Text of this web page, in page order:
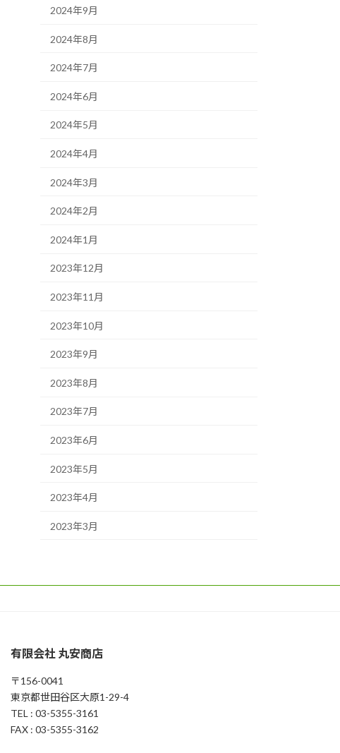
2024年9月
2024年8月
2024年7月
2024年6月
2024年5月
2024年4月
2024年3月
2024年2月
2024年1月
2023年12月
2023年11月
2023年10月
2023年9月
2023年8月
2023年7月
2023年6月
2023年5月
2023年4月
2023年3月
有限会社 丸安商店
〒156-0041
東京都世田谷区大原1-29-4
TEL : 03-5355-3161
FAX : 03-5355-3162